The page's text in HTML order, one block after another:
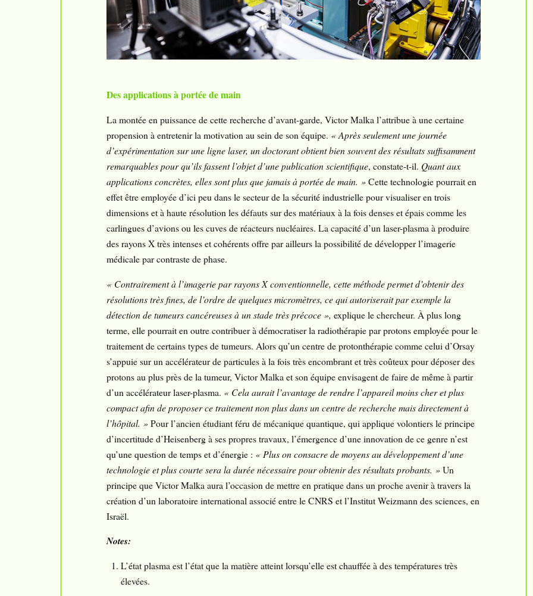
Des applications à portée de main
La montée en puissance de cette recherche d’avant-garde, Victor Malka l’attribue à une certaine
propension à entretenir la motivation au sein de son équipe. « Après seulement une journée
d’expérimentation sur une ligne laser, un doctorant obtient bien souvent des résultats suffisamment
remarquables pour qu’ils fassent l’objet d’une publication scientifique, constate-t-il. Quant aux
applications concrètes, elles sont plus que jamais à portée de main. »Cette technologie pourrait en
effet être employée d’ici peu dans le secteur de la sécurité industrielle pour visualiser en trois
dimensions et à haute résolution les défauts sur des matériaux à la fois denses et épais comme les
carlingues d’avions ou les cuves de réacteurs nucléaires. La capacité d’un laser-plasma à produire
des rayons X très intenses et cohérents offre par ailleurs la possibilité de développer l’imagerie
médicale par contraste de phase.
« Contrairement à l’imagerie par rayons X conventionnelle, cette méthode permet d’obtenir des
résolutions très fines, de l’ordre de quelques micromètres, ce qui autoriserait par exemple la
détection de tumeurs cancéreuses à un stade très précoce », explique le chercheur. À plus long
terme, elle pourrait en outre contribuer à démocratiser la radiothérapie par protons employée pour le
traitement de certains types de tumeurs. Alors qu’un centre de protonthérapie comme celui d’Orsay
s’appuie sur un accélérateur de particules à la fois très encombrant et très coûteux pour déposer des
protons au plus près de la tumeur, Victor Malka et son équipe envisagent de faire de même à partir
d’un accélérateur laser-plasma. « Cela aurait l’avantage de rendre l’appareil moins cher et plus
compact afin de proposer ce traitement non plus dans un centre de recherche mais directement à
l’hôpital. »Pour l’ancien étudiant féru de mécanique quantique, qui applique volontiers le principe
d’incertitude d’Heisenberg à ses propres travaux, l’émergence d’une innovation de ce genre n’est
qu’une question de temps et d’énergie : « Plus on consacre de moyens au développement d’une
technologie et plus courte sera la durée nécessaire pour obtenir des résultats probants. »Un
principe que Victor Malka aura l’occasion de mettre en pratique dans un proche avenir à travers la
création d’un laboratoire international associé entre le CNRS et l’Institut Weizmann des sciences, en
Israël.
Notes:
L’état plasma est l’état que la matière atteint lorsqu’elle est chauffée à des températures très
élevées.